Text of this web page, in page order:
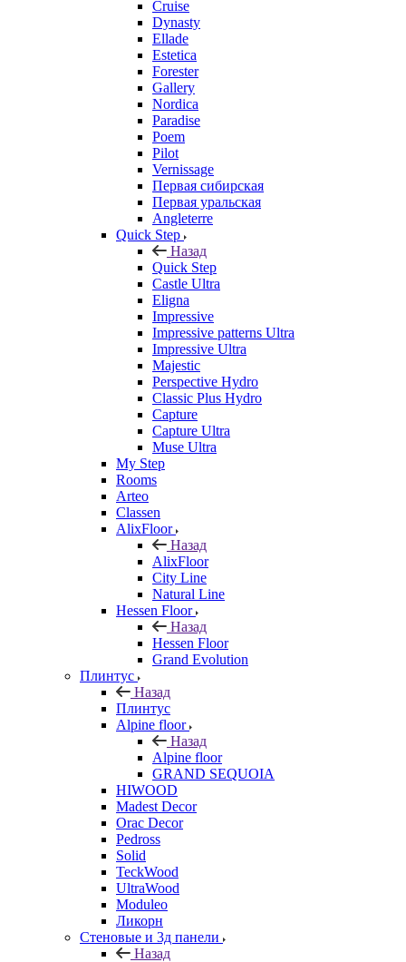
Cruise
Dynasty
Ellade
Estetica
Forester
Gallery
Nordica
Paradise
Poem
Pilot
Vernissage
Первая сибирская
Первая уральская
Angleterre
Quick Step
Назад
Quick Step
Castle Ultra
Eligna
Impressive
Impressive patterns Ultra
Impressive Ultra
Majestic
Perspective Hydro
Classic Plus Hydro
Capture
Capture Ultra
Muse Ultra
My Step
Rooms
Arteo
Classen
AlixFloor
Назад
AlixFloor
City Line
Natural Line
Hessen Floor
Назад
Hessen Floor
Grand Evolution
Плинтус
Назад
Плинтус
Alpine floor
Назад
Alpine floor
GRAND SEQUOIA
HIWOOD
Madest Decor
Orac Decor
Pedross
Solid
TeckWood
UltraWood
Moduleo
Ликорн
Стеновые и 3д панели
Назад